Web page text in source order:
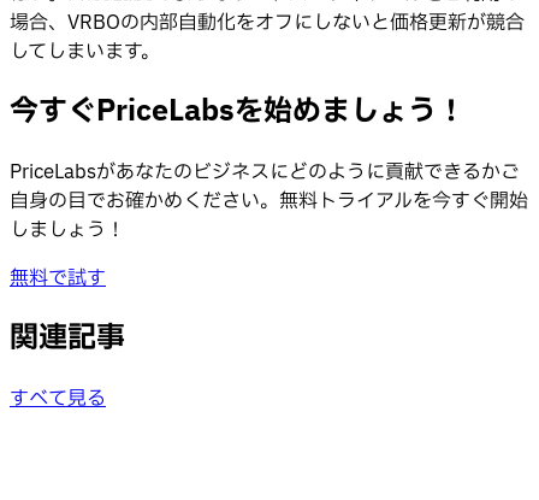
場合、VRBOの内部自動化をオフにしないと価格更新が競合
してしまいます。
今すぐPriceLabsを始めましょう！
PriceLabsがあなたのビジネスにどのように貢献できるかご
自身の目でお確かめください。無料トライアルを今すぐ開始
しましょう！
無料で試す
関連記事
すべて見る